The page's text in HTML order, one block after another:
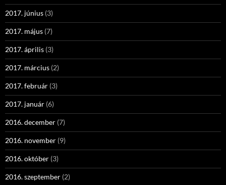
2017. június (3)
2017. május (7)
2017. április (3)
2017. március (2)
2017. február (3)
2017. január (6)
2016. december (7)
2016. november (9)
2016. október (3)
2016. szeptember (2)